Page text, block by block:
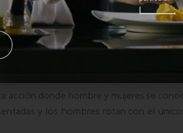
un año ofreciendo estos encuentros
de amistad en un entorno diferente.
19 horas en el escenario de este
acción donde hombre y mujeres se
y los hombres rotan con el